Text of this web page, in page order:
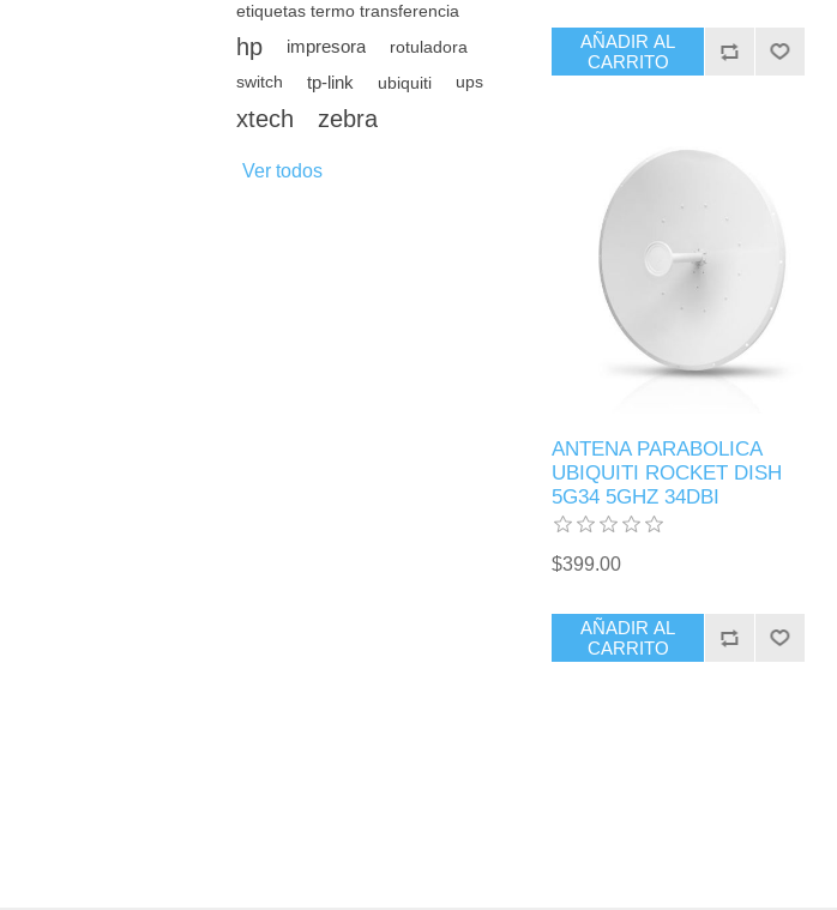
etiquetas termo transferencia
hp impresora rotuladora
switch tp-link ubiquiti ups
xtech zebra
Ver todos
AÑADIR AL
CARRITO
ANTENA PARABOLICA
UBIQUITI ROCKET DISH
5G34 5GHZ 34DBI
$399.00
AÑADIR AL
CARRITO